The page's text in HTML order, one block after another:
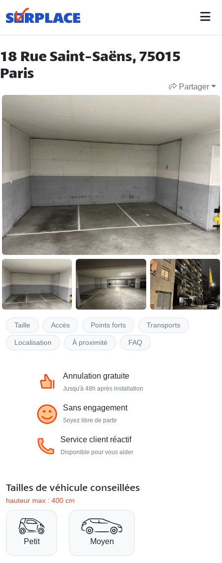
18 Rue Saint-Saëns, 75015
Paris
Partager
Taille Accès Points forts Transports
Localisation À proximité FAQ
Annulation gratuite
Jusqu'à 48h après installation
Sans engagement
Soyez libre de partir
Service client réactif
Disponible pour vous aider
Tailles de véhicule conseillées
hauteur max : 400 cm
Petit Moyen